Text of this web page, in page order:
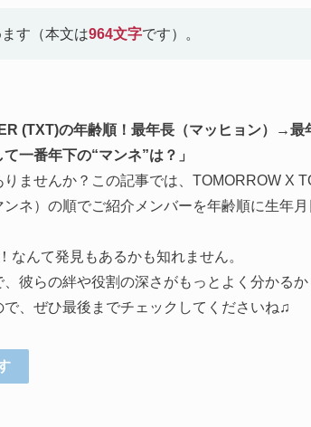
す（本文は964文字です）。
(TXT)の年齢順！最年長（マッヒョン）→
一番年下の“マンネ”は？」
ませんか？この記事では、TOMORROW X
ネ）の順でご紹介メンバーを年齢順に生年
んて発見もあるかも知れません。
、彼らの絆や役割の深さがもっとよく分かる
、ぜひ最後までチェックしてくださいね♫